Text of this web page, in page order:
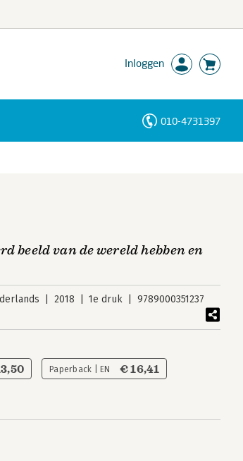
Inloggen
010-4731397
beeld van de wereld hebben en
2018 1e druk 9789000351237
Paperback | EN € 16,41